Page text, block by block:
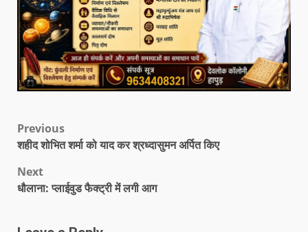
Previous
शहीद शोभित शर्मा को याद कर श्रध्दासुमन अर्पित किए
Next
धौलाना: प्लाईवुड फैक्ट्री में लगी आग